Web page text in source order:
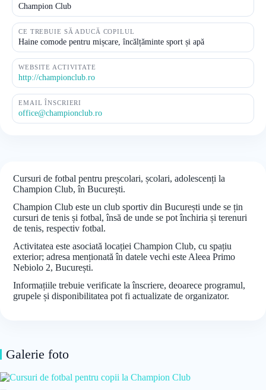
Champion Club
CE TREBUIE SĂ ADUCĂ COPILUL
Haine comode pentru mișcare, încălțăminte sport și apă
WEBSITE ACTIVITATE
http://championclub.ro
EMAIL ÎNSCRIERI
office@championclub.ro
Cursuri de fotbal pentru preșcolari, școlari, adolescenți la
Champion Club, în București.
Champion Club este un club sportiv din București unde se țin
cursuri de tenis și fotbal, însă de unde se pot închiria și terenuri
de tenis, respectiv fotbal.
Activitatea este asociată locației Champion Club, cu spațiu
exterior; adresa menționată în datele vechi este Aleea Primo
Nebiolo 2, București.
Informațiile trebuie verificate la înscriere, deoarece programul,
grupele și disponibilitatea pot fi actualizate de organizator.
Galerie foto